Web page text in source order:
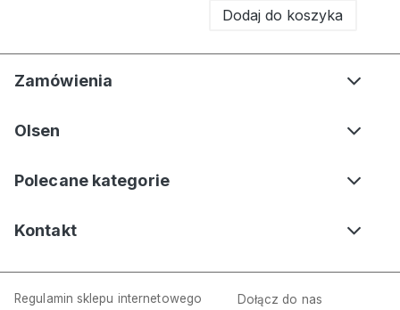
Dodaj do koszyka
Zamówienia
Olsen
Polecane kategorie
Kontakt
Regulamin sklepu internetowego Dołącz do nas